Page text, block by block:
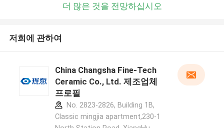
더 많은 것을 전망하십시오
저희에 관하여
China Changsha Fine-Tech
Ceramic Co., Ltd. 제조업체
프로필
No. 2823-2826, Building 1B,
Classic mingjia apartment,230-1